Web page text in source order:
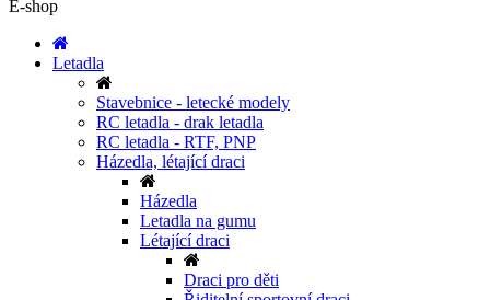
E-shop
Letadla
Stavebnice - letecké modely
RC letadla - drak letadla
RC letadla - RTF, PNP
Házedla, létající draci
Házedla
Letadla na gumu
Létající draci
Draci pro děti